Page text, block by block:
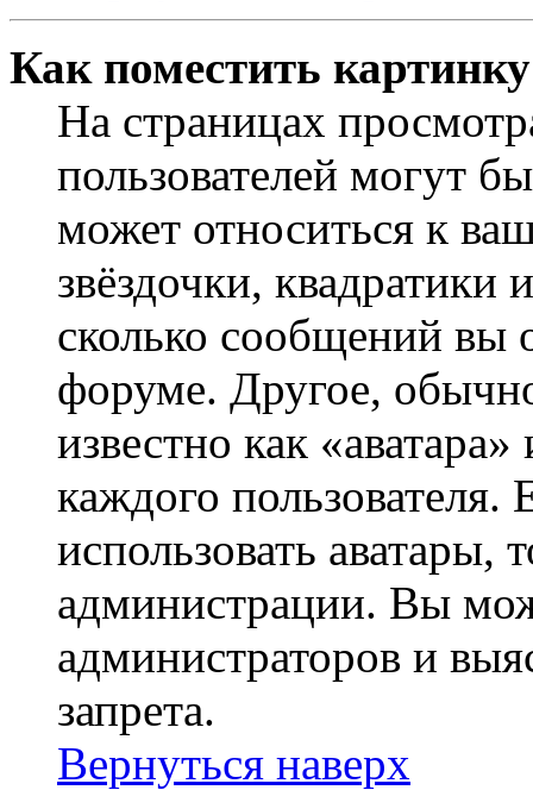
Как поместить
На страницах
пользователей могут
может относиться к
звёздочки,
сколько сообщений вы
форуме. Другое,
известно как
каждого
использовать аватары,
администрации. Вы
администраторов и
запрета.
Вернуться наверх